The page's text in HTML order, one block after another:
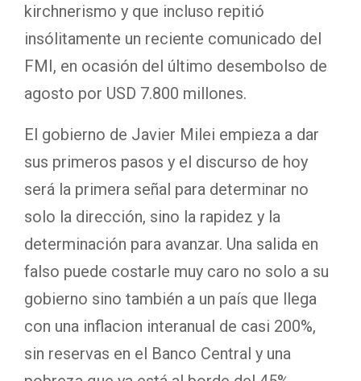
kirchnerismo y que incluso repitió
insólitamente un reciente comunicado del
FMI, en ocasión del último desembolso de
agosto por USD 7.800 millones.
El gobierno de Javier Milei empieza a dar
sus primeros pasos y el discurso de hoy
será la primera señal para determinar no
solo la dirección, sino la rapidez y la
determinación para avanzar. Una salida en
falso puede costarle muy caro no solo a su
gobierno sino también a un país que llega
con una inflacion interanual de casi 200%,
sin reservas en el Banco Central y una